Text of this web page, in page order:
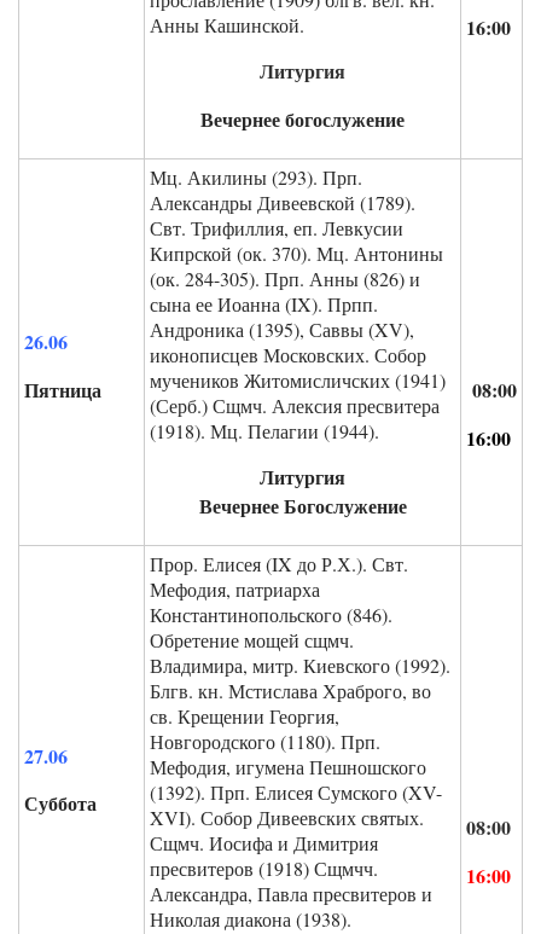
Анны Кашинской.
Литургия
Вечернее богослужение
16:00
26.06
Пятница
Мц. Акилины (293). Прп.
Александры Дивеевской (1789).
Свт. Трифиллия, еп. Левкусии
Кипрской (ок. 370). Мц. Антонины
(ок. 284-305). Прп. Анны (826) и
сына ее Иоанна (IX). Прпп.
Андроника (1395), Саввы (XV),
иконописцев Московских. Собор
мучеников Житомисличских (1941)
(Серб.) Сщмч. Алексия пресвитера
(1918). Мц. Пелагии (1944).
Литургия
Вечернее Богослужение
08:00
16:00
27.06
Суббота
Прор. Елисея (IX до Р.Х.). Свт.
Мефодия, патриарха
Константинопольского (846).
Обретение мощей сщмч.
Владимира, митр. Киевского (1992).
Блгв. кн. Мстислава Храброго, во
св. Крещении Георгия,
Новгородского (1180). Прп.
Мефодия, игумена Пешношского
(1392). Прп. Елисея Сумского (XV-
XVI). Собор Дивеевских святых.
Сщмч. Иосифа и Димитрия
пресвитеров (1918) Сщмчч.
Александра, Павла пресвитеров и
Николая диакона (1938).
08:00
16:00